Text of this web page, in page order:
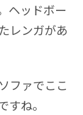
ヘッドボー
レンガがあ
ファでここ
ね。